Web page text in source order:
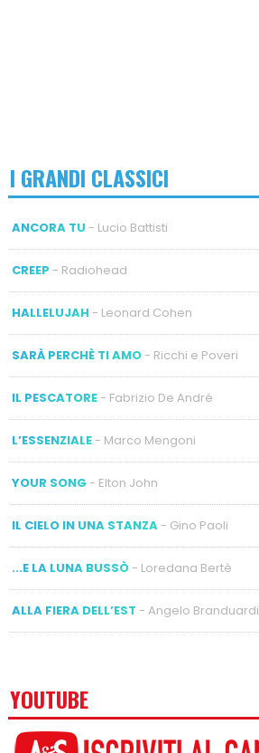
I GRANDI CLASSICI
ANCORA TU - Lucio Battisti
CREEP - Radiohead
HALLELUJAH - Leonard Cohen
SARÀ PERCHÈ TI AMO- Ricchi e Poveri
IL PESCATORE- Fabrizio De André
L’ESSENZIALE- Marco Mengoni
YOUR SONG - Elton John
IL CIELO IN UNA STANZA- Gino Paoli
...E LA LUNA BUSSÒ- Loredana Bertè
ALLA FIERA DELL’EST - Angelo Branduardi
YOUTUBE